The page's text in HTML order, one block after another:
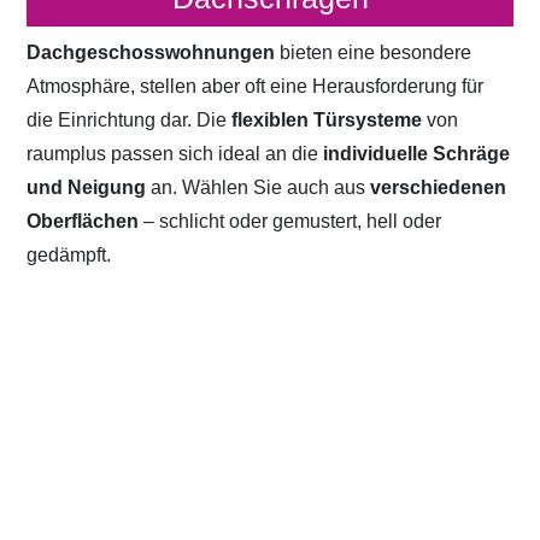
Dachgeschosswohnungen bieten eine besondere
Atmosphäre, stellen aber oft eine Herausforderung für
die Einrichtung dar. Dieflexiblen Türsystemevon
raumplus passen sich ideal an die individuelle Schräge
und Neigung an. Wählen Sie auch ausverschiedenen
Oberflächen – schlicht oder gemustert, hell oder
gedämpft.